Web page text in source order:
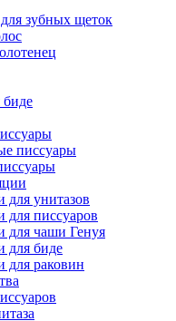
зубных щеток
писсуары
для унитазов
для писсуаров
для чаши Генуя
для биде
для раковин